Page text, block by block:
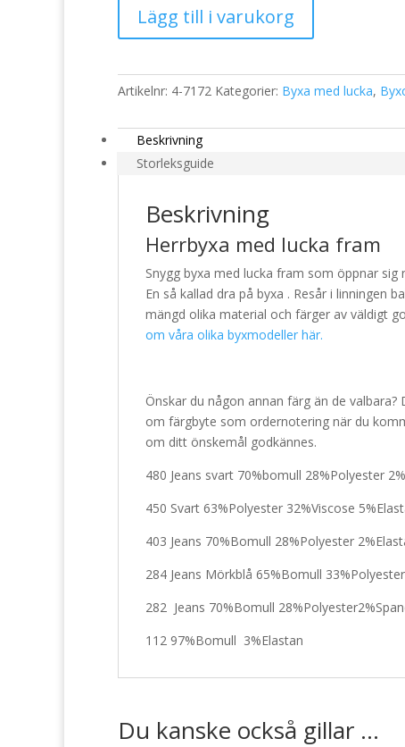
fram
7172
Lägg till i varukorg
Artikelnr: 4-7172 Kategorier: Byxa med lucka,
Beskrivning
Storleksguide
Beskrivning
Herrbyxa med lucka fram
Snygg byxa med lucka fram som öppnar
En så kallad dra på byxa . Resår i linningen
mängd olika material och färger av väldigt
om våra olika byxmodeller här.
Önskar du någon annan färg än de
om färgbyte som ordernotering när du
om ditt önskemål godkännes.
480 Jeans svart 70%bomull 28%Polyester
450 Svart 63%Polyester 32%Viscose
403 Jeans 70%Bomull 28%Polyester
284 Jeans Mörkblå 65%Bomull
282 Jeans 70%Bomull
112 97%Bomull 3%Elastan
Du kanske också gillar …